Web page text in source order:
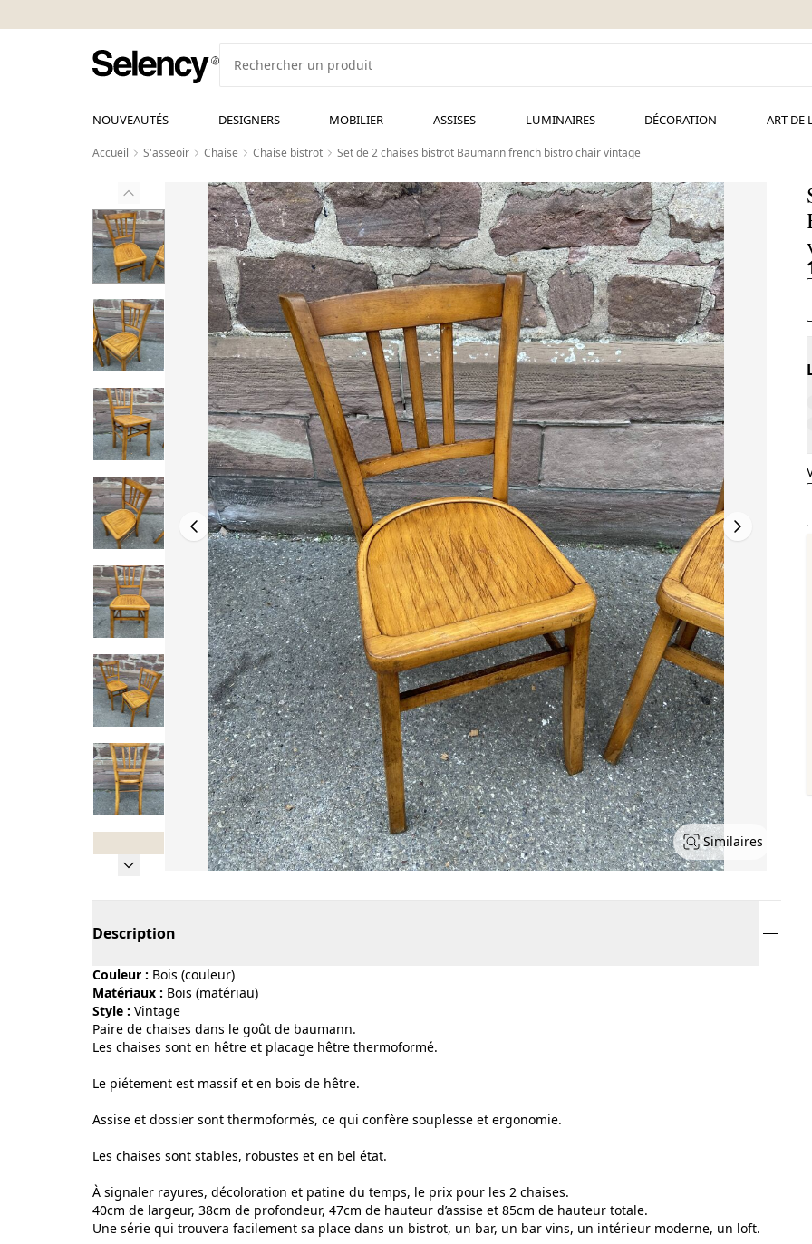
NOUVEAUTÉS DESIGNERS MOBILIER ASSISES LUMINAIRES DÉCORATION ART DE
Accueil S'asseoir Chaise Chaise bistrot Set de 2 chaises bistrot Baumann french bistro chair vintage
Similaires
Description
Couleur :
bois (couleur)
Matériaux :
bois (matériau)
Style :
vintage
Paire de chaises dans le goût de baumann.
Les chaises sont en hêtre et placage hêtre thermoformé.
Le piétement est massif et en bois de hêtre.
Assise et dossier sont thermoformés, ce qui confère souplesse et ergonomie.
Les chaises sont stables, robustes et en bel état.
À signaler rayures, décoloration et patine du temps, le prix pour les 2 chaises.
40cm de largeur, 38cm de profondeur, 47cm de hauteur d’assise et 85cm de hauteur totale.
Une série qui trouvera facilement sa place dans un bistrot, un bar, un bar vins, un intérieur moderne, un loft.